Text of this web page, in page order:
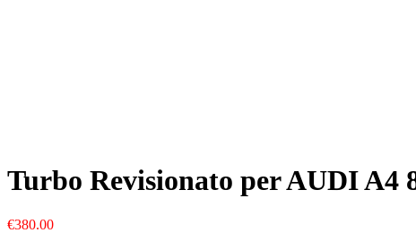
Turbo Revisionato per AUDI A4
€380.00